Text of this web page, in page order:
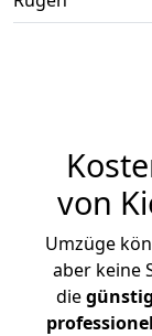
von
Umzüge
aber keine
die